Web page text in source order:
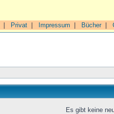
Privat Impressum Bücher|
Es gibt keine